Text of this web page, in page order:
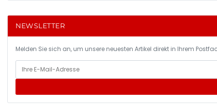
NEWSLETTER
Melden Sie sich an, um unsere neuesten Artikel direkt in Ihrem